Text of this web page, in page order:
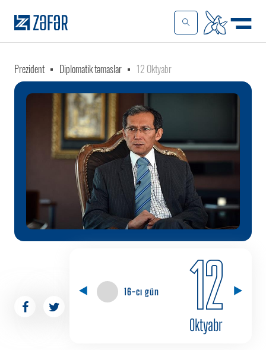
Prezident Diplomatik təmaslar 12 Oktyabr
16-cı gün 12
Oktyabr